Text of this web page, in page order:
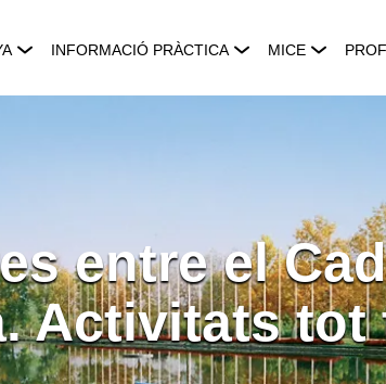
INFORMACIÓ PRÀCTICA MICE
entre el
Activitats tot